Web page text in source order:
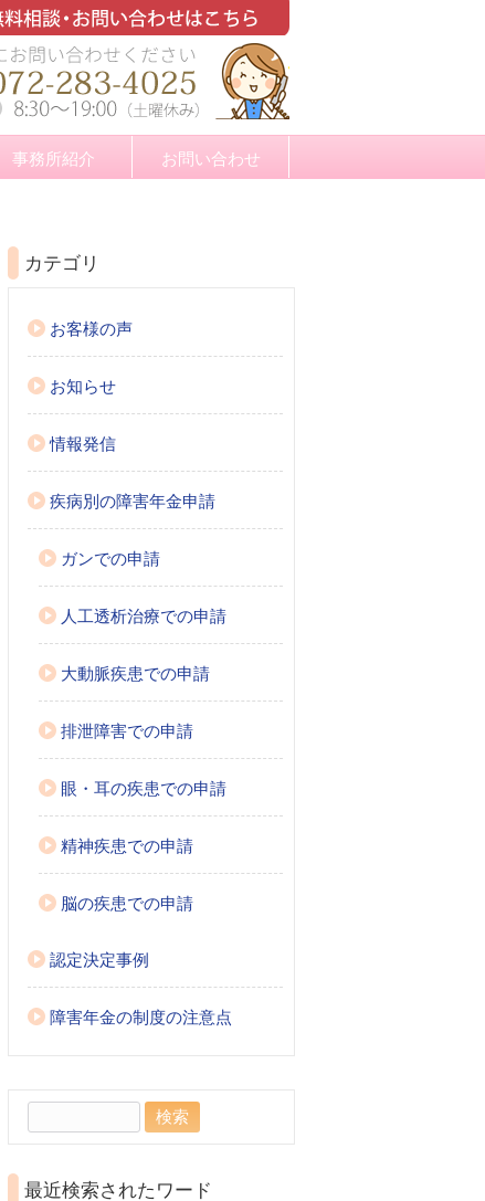
事務所紹介 お問い合わせ
カテゴリ
お客様の声
お知らせ
情報発信
疾病別の障害年金申請
ガンでの申請
人工透析治療での申請
大動脈疾患での申請
排泄障害での申請
眼・耳の疾患での申請
精神疾患での申請
脳の疾患での申請
認定決定事例
障害年金の制度の注意点
最近検索されたワード